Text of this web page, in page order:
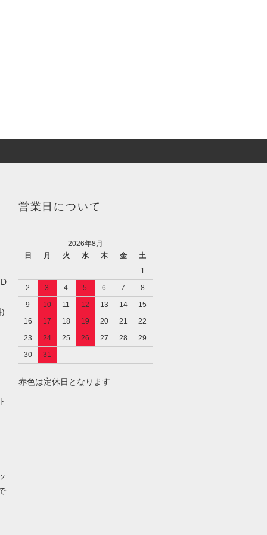
)
営業日について
2026年8月
日
月 火 水 木 金
土
1
2
3 4 5 6 7
8
9
10 11 12 13 14
15
16
17 18 19 20 21
22
23
24 25 26 27 28
29
30
31
赤色は定休日となります